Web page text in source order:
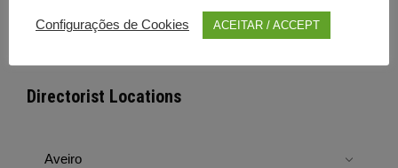
Directorist Locations
Aveiro
Configurações de Cookies ACEITAR / ACCEPT